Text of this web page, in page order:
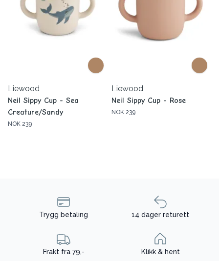
Liewood
Neil Sippy Cup - Sea
Creature/Sandy
NOK 239
Liewood
Neil Sippy Cup - Rose
NOK 239
Trygg betaling 14 dager returett
Frakt fra 79,- Klikk & hent